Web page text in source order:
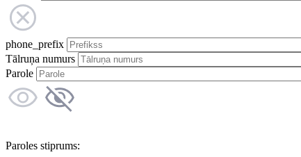
phone_prefix
Tālruņa numurs
Parole
Paroles stiprums: